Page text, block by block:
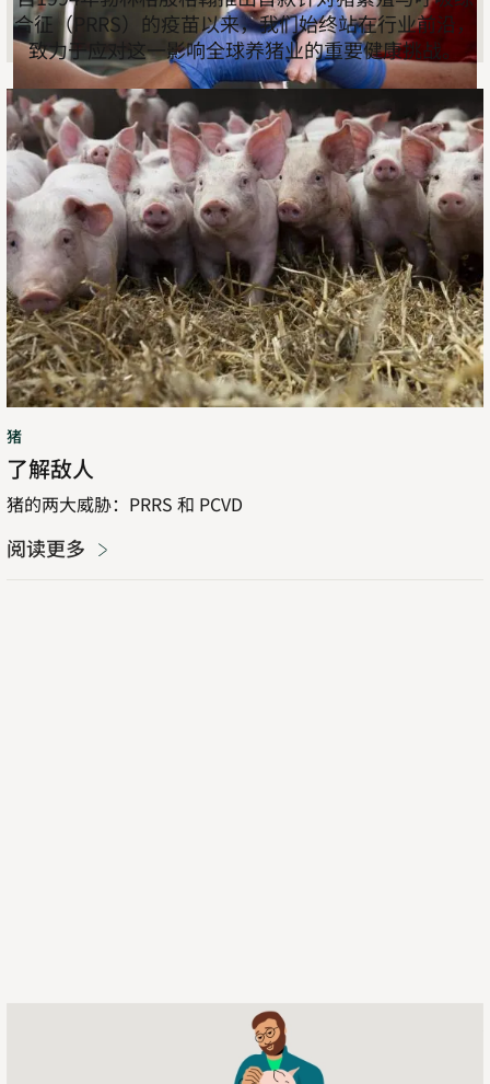
合征（PRRS）的疫苗以来，我们始终站在行业前沿，
致力于应对这一影响全球养猪业的重要健康挑战。
了
解
敌
人
猪
了解敌人
猪的两大威胁：PRRS 和 PCVD
阅读更多
PRRS.com：行业领先的猪蓝耳病专业资源
平台